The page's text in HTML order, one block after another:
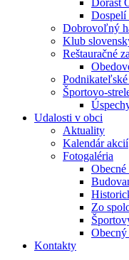
Dorast
Dobrovoľný
Klub
Reštauračné
Športovo-
Udalosti v obci
Aktuality
Kalendár akcií
Fotogaléria
Zo
Kontakty